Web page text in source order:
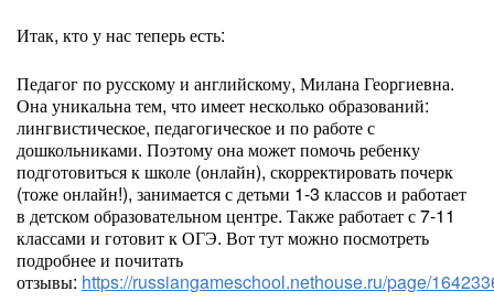
Итак, кто у нас теперь есть:
Педагог по русскому и английскому, Милана Георгиевна.
Она уникальна тем, что имеет несколько образований:
лингвистическое, педагогическое и по работе с
дошкольниками. Поэтому она может помочь ребенку
подготовиться к школе (онлайн), скорректировать почерк
(тоже онлайн!), занимается с детьми 1-3 классов и работает
в детском образовательном центре. Также работает с 7-11
классами и готовит к ОГЭ. Вот тут можно посмотреть
подробнее и почитать
отзывы: https://russiangameschool.nethouse.ru/page/